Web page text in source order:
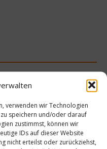
verwenden wir Technologien
speichern und/oder darauf
zustimmst, können wir
IDs auf dieser Website
nicht erteilst oder zurückziehst,
Kochen &
Rezept der